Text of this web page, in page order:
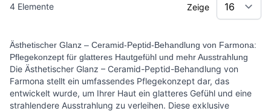
4 Elemente Zeige
Ästhetischer Glanz – Ceramid-Peptid-Behandlung von Farmona:
Pflegekonzept für glatteres Hautgefühl und mehr Ausstrahlung
Die Ästhetischer Glanz – Ceramid-Peptid-Behandlung von
Farmona stellt ein umfassendes Pflegekonzept dar, das
entwickelt wurde, um Ihrer Haut ein glatteres Gefühl und eine
strahlendere Ausstrahlung zu verleihen. Diese exklusive